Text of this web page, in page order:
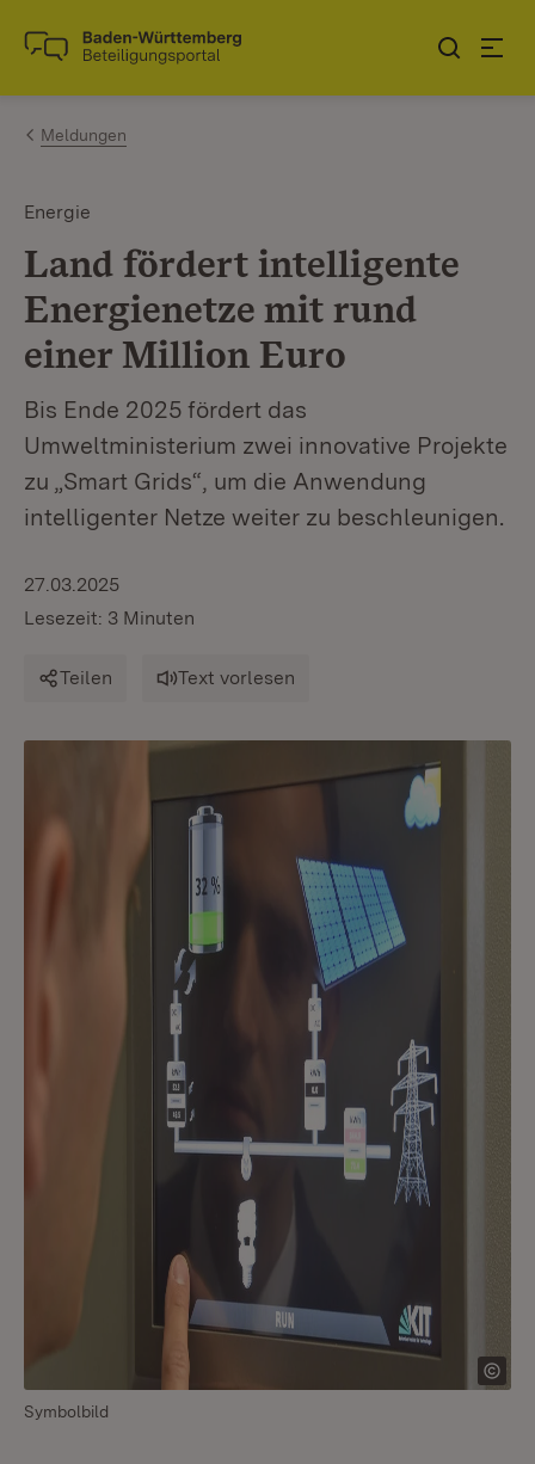
Zum Inhalt springen
Link zur Startseite
Meldungen
Energie
Land fördert intelligente
Energienetze mit rund
einer Million Euro
Bis Ende 2025 fördert das
Umweltministerium zwei innovative Projekte
zu „Smart Grids“, um die Anwendung
intelligenter Netze weiter zu beschleunigen.
27.03.2025
Lesezeit: 3 Minuten
Teilen Text vorlesen
Symbolbild